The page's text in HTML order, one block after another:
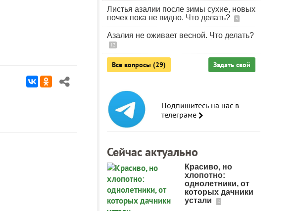
Листья азалии после зимы сухие, новых
почек пока не видно. Что делать?
5
Азалия не оживает весной. Что делать?
12
Все вопросы (29) Задать свой
Подпишитесь на нас в
телеграме
Сейчас актуально
Красиво, но
хлопотно:
однолетники, от
которых дачники
устали
2